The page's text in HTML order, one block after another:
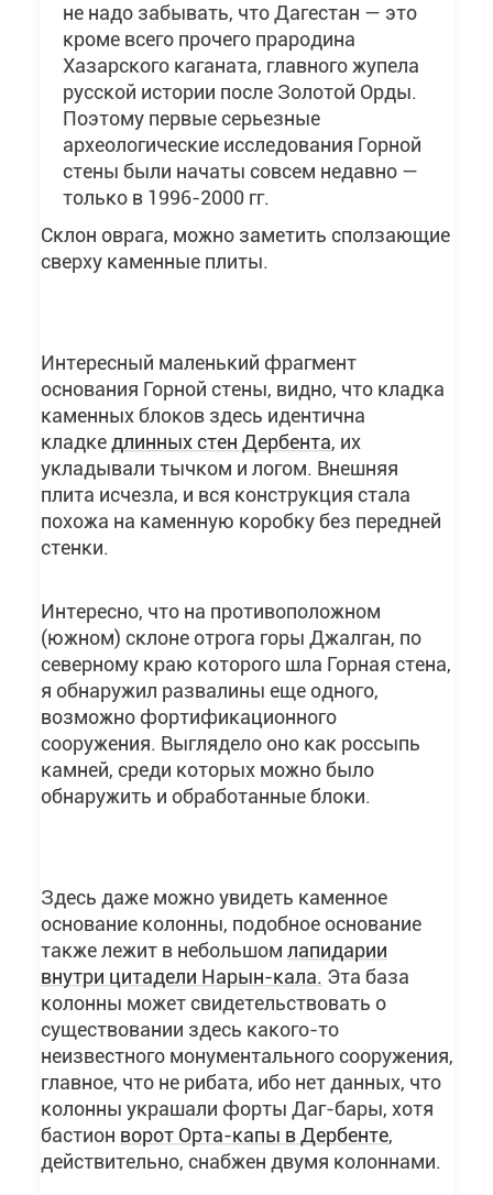
не надо забывать, что Дагестан — это
кроме всего прочего прародина
Хазарского каганата, главного жупела
русской истории после Золотой Орды.
Поэтому первые серьезные
археологические исследования Горной
стены были начаты совсем недавно —
только в 1996-2000 гг.
Склон оврага, можно заметить сползающие
сверху каменные плиты.
Интересный маленький фрагмент
основания Горной стены, видно, что кладка
каменных блоков здесь идентична
кладкедлинных стен Дербента, их
укладывали тычком и логом. Внешняя
плита исчезла, и вся конструкция стала
похожа на каменную коробку без передней
стенки.
Интересно, что на противоположном
(южном) склоне отрога горы Джалган, по
северному краю которого шла Горная стена,
я обнаружил развалины еще одного,
возможно фортификационного
сооружения. Выглядело оно как россыпь
камней, среди которых можно было
обнаружить и обработанные блоки.
Здесь даже можно увидеть каменное
основание колонны, подобное основание
также лежит в небольшом лапидарии
внутри цитадели Нарын-кала. Эта база
колонны может свидетельствовать о
существовании здесь какого-то
неизвестного монументального сооружения,
главное, что не рибата, ибо нет данных, что
колонны украшали форты Даг-бары, хотя
бастион ворот Орта-капы в Дербенте,
действительно, снабжен двумя колоннами.